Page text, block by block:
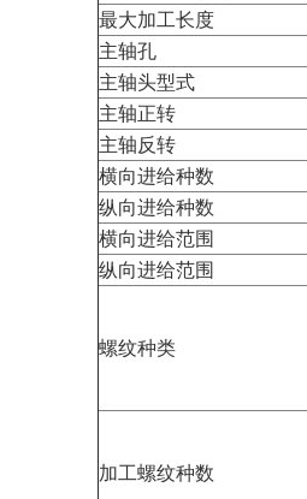
最大加工长度
主轴孔
主轴头型式
主轴正转
主轴反转
横向进给种数
纵向进给种数
横向进给范围
纵向进给范围
螺纹种类
加工螺纹种数